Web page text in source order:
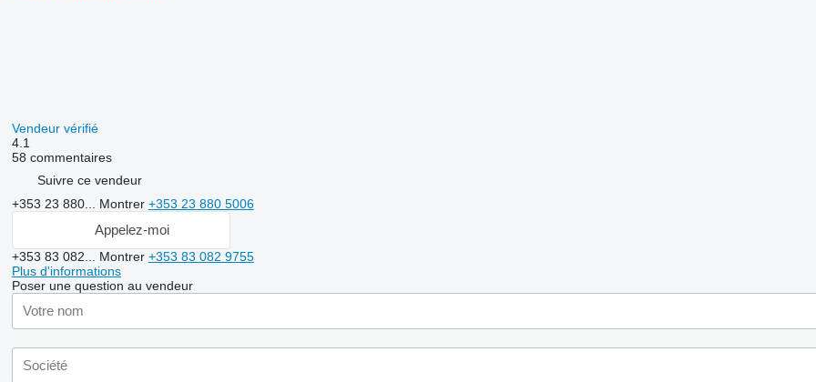
Vendeur vérifié
4.1
58 commentaires
Suivre ce vendeur
+353 23 880... Montrer +353 23 880 5006
Appelez-moi
+353 83 082... Montrer +353 83 082 9755
Plus d'informations
Poser une question au vendeur